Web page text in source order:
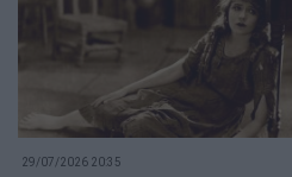
29/07/2026 20:35